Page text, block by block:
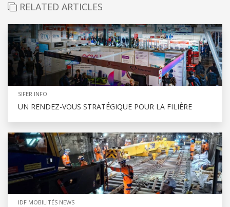
RELATED ARTICLES
SIFER INFO
UN RENDEZ-VOUS STRATÉGIQUE POUR LA FILIÈRE
IDF MOBILITÉS NEWS